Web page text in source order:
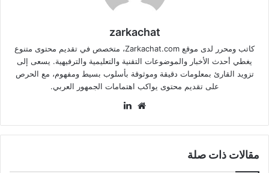
zarkachat
كاتب ومحرر لدى موقع Zarkachat.com، متخصص في تقديم محتوى متنوع
يغطي أحدث الأخبار والموضوعات التقنية والتعليمية والترفيهية. يسعى إلى
تزويد القارئ بمعلومات دقيقة وموثوقة بأسلوب بسيط ومفهوم، مع الحرص
على تقديم محتوى يواكب اهتمامات الجمهور العربي.
موقع
مقالات ذات صلة